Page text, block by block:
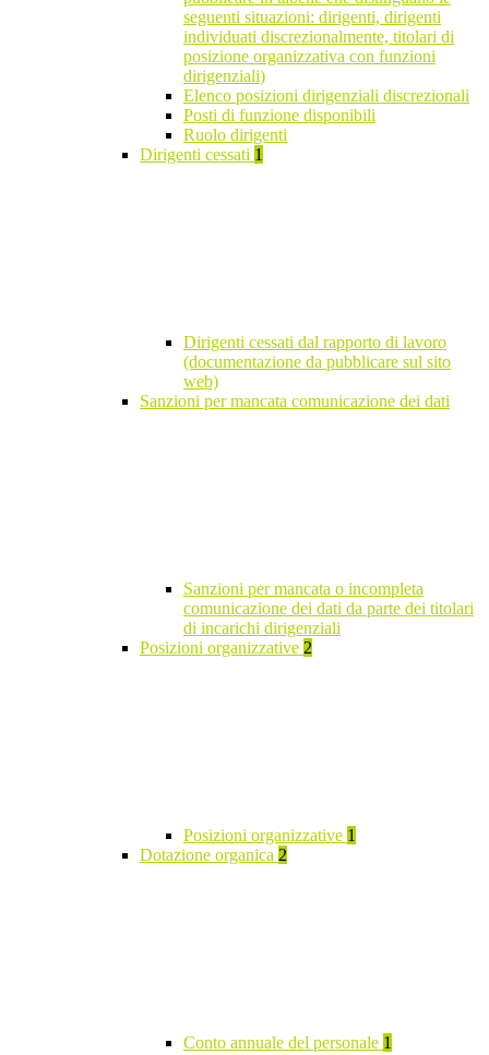
seguenti situazioni: dirigenti, dirigenti
individuati discrezionalmente, titolari di
posizione organizzativa con funzioni
dirigenziali)
Elenco posizioni dirigenziali discrezionali
Posti di funzione disponibili
Ruolo dirigenti
Dirigenti cessati 1
Dirigenti cessati dal rapporto di lavoro
(documentazione da pubblicare sul sito
web)
Sanzioni per mancata comunicazione dei dati
Sanzioni per mancata o incompleta
comunicazione dei dati da parte dei titolari
di incarichi dirigenziali
Posizioni organizzative 2
Posizioni organizzative 1
Dotazione organica 2
Conto annuale del personale 1